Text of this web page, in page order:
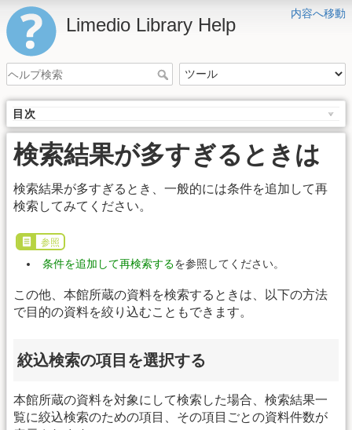
内容へ移動
Limedio Library Help
目次
検索結果が多すぎるときは
検索結果が多すぎるとき、一般的には条件を追加して再
検索してみてください。
参照
条件を追加して再検索するを参照してください。
この他、本館所蔵の資料を検索するときは、以下の方法
で目的の資料を絞り込むこともできます。
絞込検索の項目を選択する
本館所蔵の資料を対象にして検索した場合、検索結果一
覧に絞込検索のための項目、その項目ごとの資料件数が